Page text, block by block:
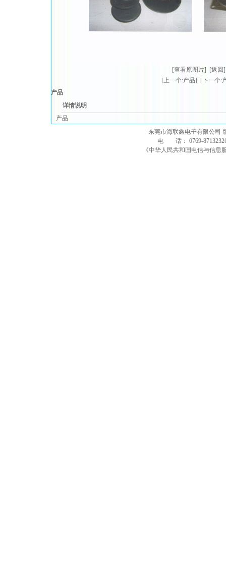
[查看原图片]
[返回]
[上一个:产品]
[下一个:
产品
详情说明
产品
东莞市海联鑫电子有限公司
电 话： 0769-
《中华人民共和国电信与信息